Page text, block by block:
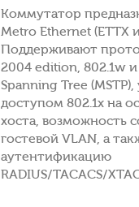
Коммутатор
Metro Ethernet (ETTX и
Поддерживают
2004 edition, 802.1w
Spanning Tree
доступом 802.1x на
хоста, возможность
гостевой VLAN, а
аутентификацию
RADIUS/TACACS/